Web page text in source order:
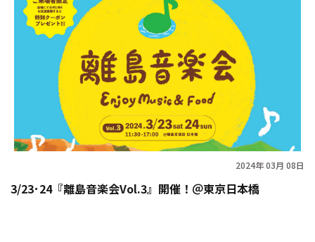
2024年 03月 08日
3/23･24『離島音楽会Vol.3』開催！＠東京日本橋